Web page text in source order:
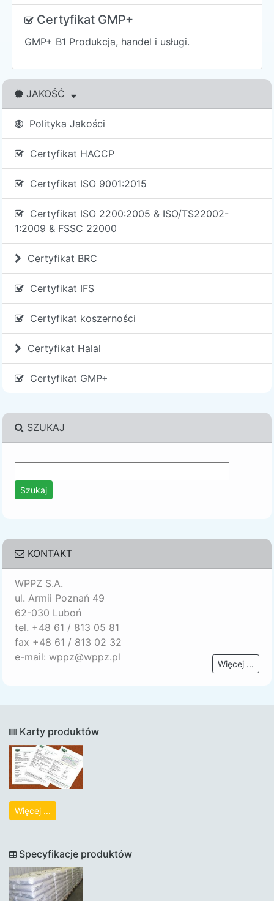
Certyfikat GMP+
GMP+ B1 Produkcja, handel i usługi.
JAKOŚĆ
Polityka Jakości
Certyfikat HACCP
Certyfikat ISO 9001:2015
Certyfikat ISO 2200:2005 & ISO/TS22002-
1:2009 & FSSC 22000
Certyfikat BRC
Certyfikat IFS
Certyfikat koszerności
Certyfikat Halal
Certyfikat GMP+
SZUKAJ
KONTAKT
WPPZ S.A.
ul. Armii Poznań 49
62-030 Luboń
tel. +48 61 / 813 05 81
fax +48 61 / 813 02 32
e-mail: wppz@wppz.pl
Więcej ...
Karty produktów
Więcej ...
Specyfikacje produktów